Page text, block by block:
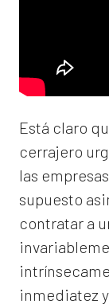
Está claro
cerrajero
las
supuesto
contratar a
inmediatez